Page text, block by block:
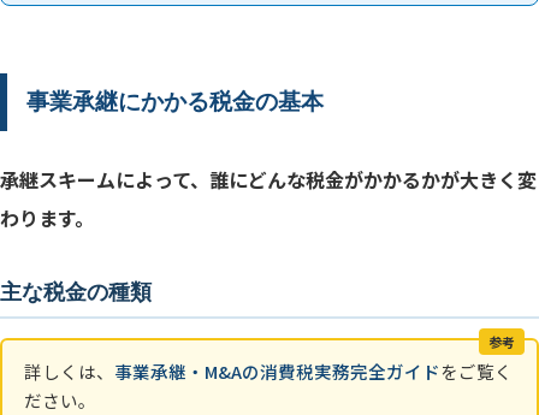
事業承継にかかる税金の基本
承継スキームによって、誰にどんな税金がかかるかが大きく変
わります。
主な税金の種類
参考
詳しくは、 事業承継・M&Aの消費税実務完全ガイドをご覧く
ださい。